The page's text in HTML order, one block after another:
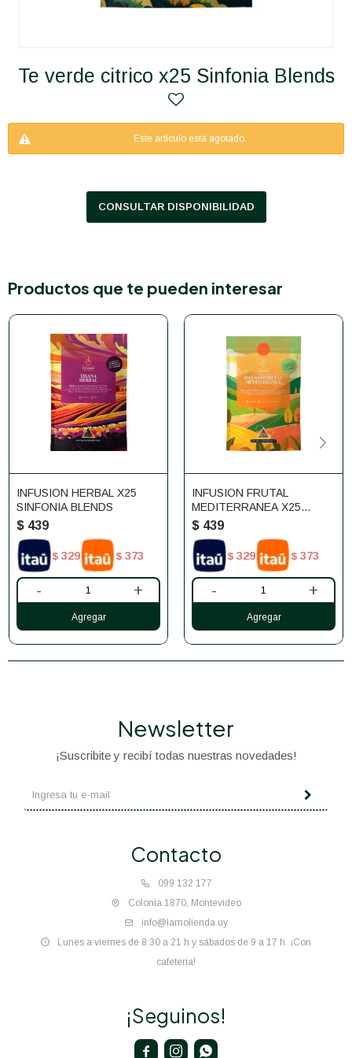
Te verde citrico x25 Sinfonia Blends
Este artículo está agotado.
CONSULTAR DISPONIBILIDAD
Productos que te pueden interesar
INFUSION HERBAL X25
SINFONIA BLENDS
$ 439
$ 329 $ 373
- +
INFUSION FRUTAL
MEDITERRANEA X25
SINFONIA BLENDS
$ 439
$ 329 $ 373
- +
Contacto
099 132 177
Colonia 1870, Montevideo
info@lamolienda.uy
Lunes a viernes de 8:30 a 21 h y sábados de 9 a 17 h. ¡Con
cafetería!
Newsletter
¡Suscribite y recibí todas nuestras novedades!
¡Seguinos!
  